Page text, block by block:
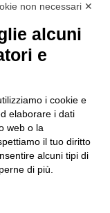
Privacy Policy
D0ZZDV0V
non necessari ✕
alcuni
e
i cookie e
elaborare i dati
web o la
il tuo diritto
alcuni tipi di
di più.